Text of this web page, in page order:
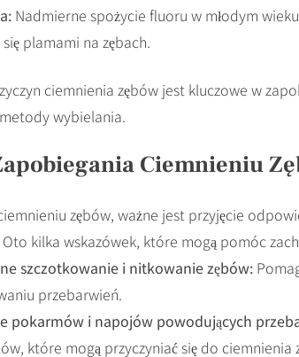
Nadmierne spożycie fluoru w młodym
plamami na zębach.
ciemnienia zębów jest kluczowe w
wybielania.
Ciemnieniu
zębów, ważne jest przyjęcie
kilka wskazówek, które mogą pomóc
szczotkowanie i nitkowanie zębów:
przebarwień.
pokarmów i napojów powodujących
które mogą przyczyniać się do ciemnienia